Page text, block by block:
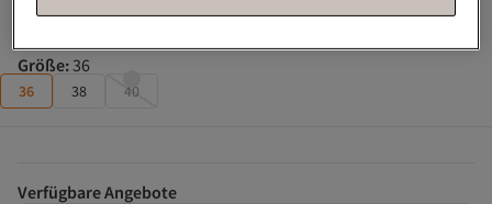
Größe:36
36 38 40
Verfügbare Angebote